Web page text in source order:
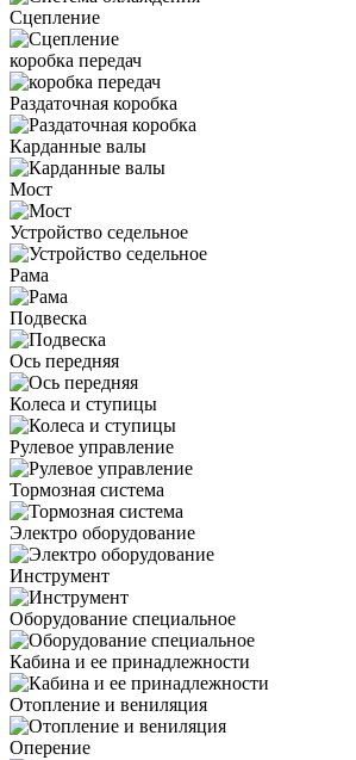
Сцепление
коробка передач
Раздаточная коробка
Карданные валы
Мост
Устройство седельное
Рама
Подвеска
Ось передняя
Колеса и ступицы
Рулевое управление
Тормозная система
Электро оборудование
Инструмент
Оборудование специальное
Кабина и ее принадлежности
Отопление и вениляция
Оперение